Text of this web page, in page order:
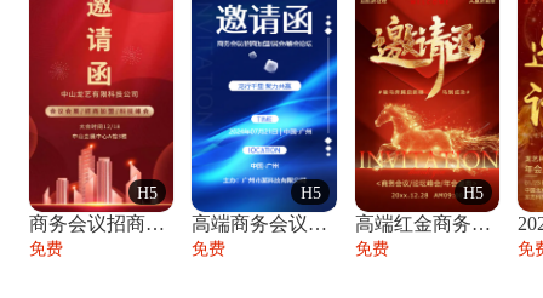
H5
商务会议招商展会科技峰会邀请函年会邀请
免费
H5
高端商务会议招商加盟展会峰会论坛邀请函
免费
H5
高端红金商务会议年会年终盛典答谢邀请函
免费 免